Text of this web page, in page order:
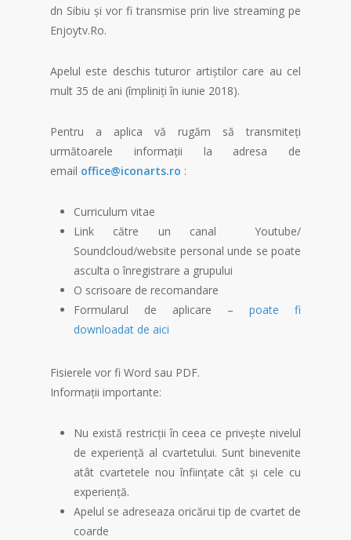
dn Sibiu și vor fi transmise prin live streaming pe
Enjoytv.Ro.
Apelul este deschis tuturor artiștilor care au cel
mult 35 de ani (împliniți în iunie 2018).
Pentru a aplica vă rugăm să transmiteți
următoarele informații la adresa de
email office@iconarts.ro :
Curriculum vitae
Link către un canal Youtube/
Soundcloud/website personal unde se poate
asculta o înregistrare a grupului
O scrisoare de recomandare
Formularul de aplicare – poate fi
downloadat de aici
Fisierele vor fi Word sau PDF.
Informații importante:
Nu există restricții în ceea ce privește nivelul
de experiență al cvartetului. Sunt binevenite
atât cvartetele nou înființate cât și cele cu
experiență.
Apelul se adreseaza oricărui tip de cvartet de
coarde